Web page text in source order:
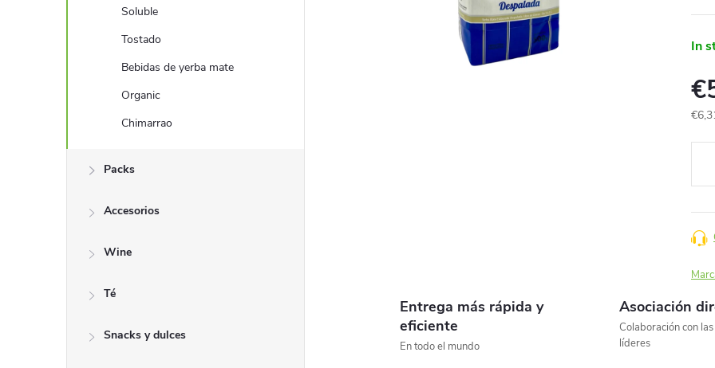
t
Soluble
Tostado
Bebidas de yerba mate
Organic
Chimarrao
Packs
Accesorios
Wine
Té
Snacks y dulces
In
Entrega más rápida y
eficiente
En todo el mundo
Asociación
Colaboración con
líderes